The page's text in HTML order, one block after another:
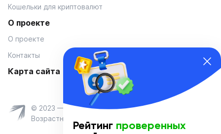
Кошельки для криптовалют
О проекте
О проекте
Контакты
Карта сайта
© 2023 — Coinmania
Возрастное ограничение 16+
Рейтинг проверенных